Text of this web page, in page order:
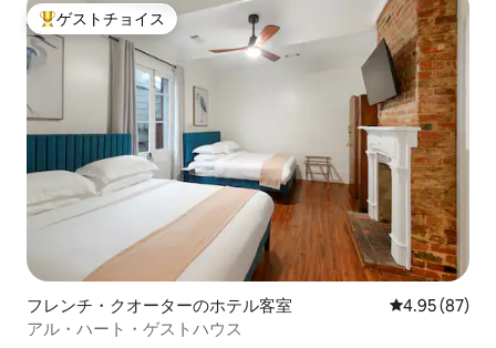
大好評のゲストチョイスです。
ゲストチョイス
フレンチ・クオーターのホテル客室 レビュー87
4.95 (87)
アル・ハート・ゲストハウス